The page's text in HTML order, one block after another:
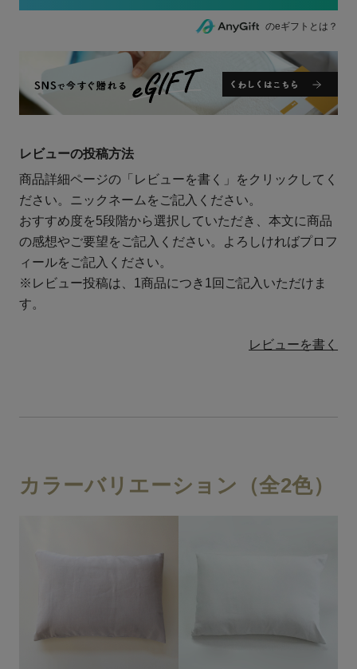
のeギフトとは？
レビューの投稿方法
商品詳細ページの「レビューを書く」をクリックしてく
ださい。ニックネームをご記入ください。
おすすめ度を5段階から選択していただき、本文に商品
の感想やご要望をご記入ください。よろしければプロフ
ィールをご記入ください。
※レビュー投稿は、1商品につき1回ご記入いただけま
す。
レビューを書く
カラーバリエーション（全2色）